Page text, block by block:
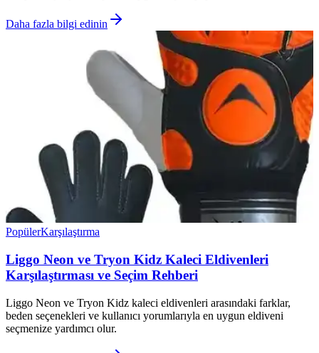
Daha fazla bilgi edinin
PopülerKarşılaştırma
Liggo Neon ve Tryon Kidz Kaleci Eldivenleri
Karşılaştırması ve Seçim Rehberi
Liggo Neon ve Tryon Kidz kaleci eldivenleri arasındaki farklar,
beden seçenekleri ve kullanıcı yorumlarıyla en uygun eldiveni
seçmenize yardımcı olur.